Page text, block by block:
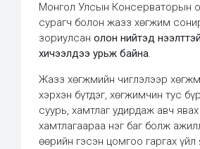
Монгол Улсын Консерваторын
сурагч болон жазз хөгжим
зориулсан олон нийтэд
хичээлдээ урьж байна.
Жазз хөгжмийн чиглэлээр
хэрхэн бүтдэг, хөгжимчин тус
суурь, хамтлаг удирдаж авч
хамтлагаараа нэг баг болж
өөрийн гэсэн цомгоо гаргах